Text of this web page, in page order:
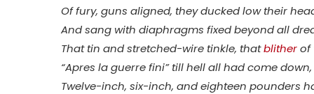
Of fury, guns aligned, they ducked low their
And sang with diaphragms fixed beyond all
That tin and stretched-wire tinkle, thatblitherof
“Apres la guerre fini” till hell all had come down,
Twelve-inch, six-inch, and eighteen pounders